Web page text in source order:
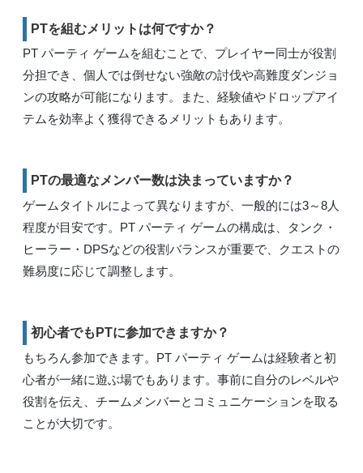
PTを組むメリットは何ですか？
PT パーティ ゲームを組むことで、プレイヤー同士が役割
分担でき、個人では倒せない強敵の討伐や高難度ダンジョ
ンの攻略が可能になります。また、経験値やドロップアイ
テムを効率よく獲得できるメリットもあります。
PTの最適なメンバー数は決まっていますか？
ゲームタイトルによって異なりますが、一般的には3～8人
程度が目安です。PT パーティ ゲームの構成は、タンク・
ヒーラー・DPSなどの役割バランスが重要で、クエストの
難易度に応じて調整します。
初心者でもPTに参加できますか？
もちろん参加できます。PT パーティ ゲームは経験者と初
心者が一緒に遊ぶ場でもあります。事前に自分のレベルや
役割を伝え、チームメンバーとコミュニケーションを取る
ことが大切です。